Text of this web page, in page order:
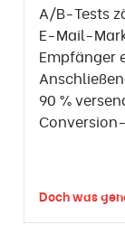
A/B-Tests
E-Mail-
Empfänger
90 %
Doch was